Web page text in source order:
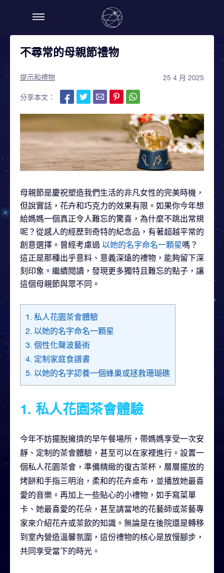
不尋常的母親節禮物
提示和禮物 25 4 月 2025
分享本文：
母親節是慶祝塑造我們生活的非凡女性的完美時機，
但說實話，花卉和巧克力的效果有限。如果你今年想
給媽媽一個真正令人難忘的驚喜，為什麼不跳出常規
呢？從感人的經歷到奇特的紀念品，有著超越平常的
創意選擇。曾經考慮過 以她的名字命名一顆星嗎？
這正是那種出乎意料、意義深遠的禮物，能夠留下深
刻印象。繼續閱讀，發現更多獨特且難忘的點子，讓
這個母親節與眾不同。
1. 私人花園茶會體驗
2. 以她的名字命名一顆星
3. 個性化聲波藝術
4. 定制家庭食譜書
5. 以她的名字認養一個蜂巢或拯救珊瑚礁
1. 私人花園茶會體驗
今年不妨擺脫擁擠的早午餐場所，帶媽媽享受一次安
靜、定制的茶會體驗，甚至可以在家裡進行。設置一
個私人花園茶會，準備精緻的復古茶杯，層層擺放的
烤餅和手指三明治，柔和的花卉桌布，並播放她最喜
愛的音樂。再加上一些貼心的小禮物，如手寫菜單
卡、她最喜愛的花朵，甚至請當地的花藝師或茶藝專
家來介紹花卉或茶飲的知識。無論是在後院還是轉移
到室內營造溫馨氛圍，這份禮物的核心是放慢腳步，
共同享受當下的時光。